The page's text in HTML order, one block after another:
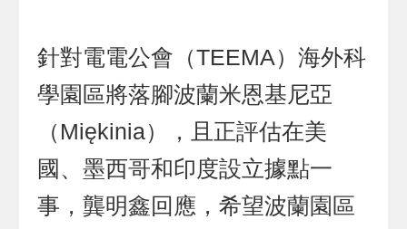
針對電電公會（TEEMA）海外科
學園區將落腳波蘭米恩基尼亞
（Miękinia），且正評估在美
國、墨西哥和印度設立據點一
事，龔明鑫回應，希望波蘭園區